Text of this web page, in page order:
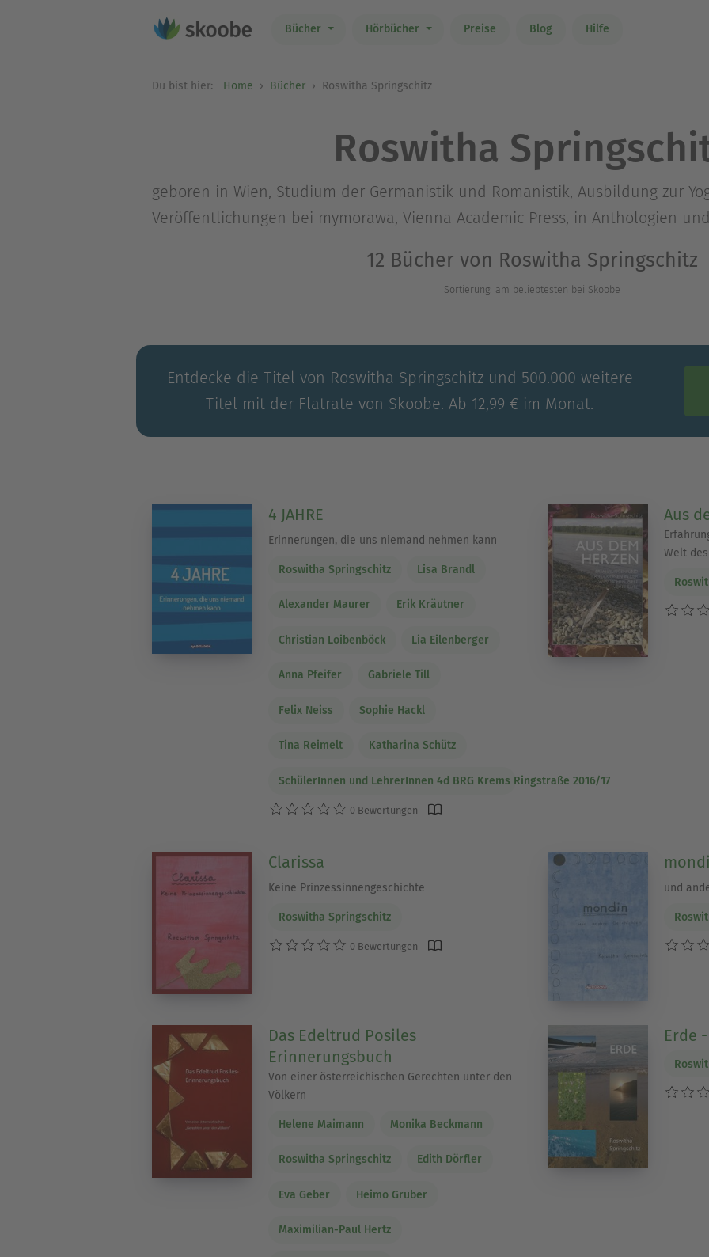
Bücher Hörbücher Preise Blog Hilfe
Du bist hier: Home Bücher Roswitha Springschitz
Roswitha
geboren in Wien, Studium der Germanistik und Romanistik, Ausbildung zur
Veröffentlichungen bei mymorawa, Vienna Academic Press, in Anthologien
12 Bücher von Roswitha Springschitz
Sortierung: am beliebtesten bei Skoobe
Entdecke die Titel von Roswitha Springschitz und 500.000 weitere
Titel mit der Flatrate von Skoobe. Ab 12,99 € im Monat.
4 JAHRE
Erinnerungen, die uns niemand nehmen kann
Roswitha Springschitz Lisa Brandl
Alexander Maurer Erik Kräutner
Christian Loibenböck Lia Eilenberger
Anna Pfeifer Gabriele Till
Felix Neiss Sophie Hackl
Tina Reimelt Katharina Schütz
SchülerInnen und LehrerInnen 4d BRG Krems Ringstraße 2016/17
0 Bewertungen
Aus
Welt
Clarissa
Keine Prinzessinnengeschichte
Roswitha Springschitz
0 Bewertungen
und
Das Edeltrud Posiles
Erinnerungsbuch
Von einer österreichischen Gerechten unter den
Völkern
Helene Maimann Monika Beckmann
Roswitha Springschitz Edith Dörfler
Eva Geber Heimo Gruber
Maximilian-Paul Hertz
Erde